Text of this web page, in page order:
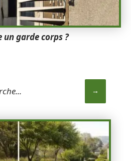
garde corps ?